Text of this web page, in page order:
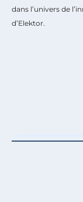
dans l’univers de
d’Elektor.